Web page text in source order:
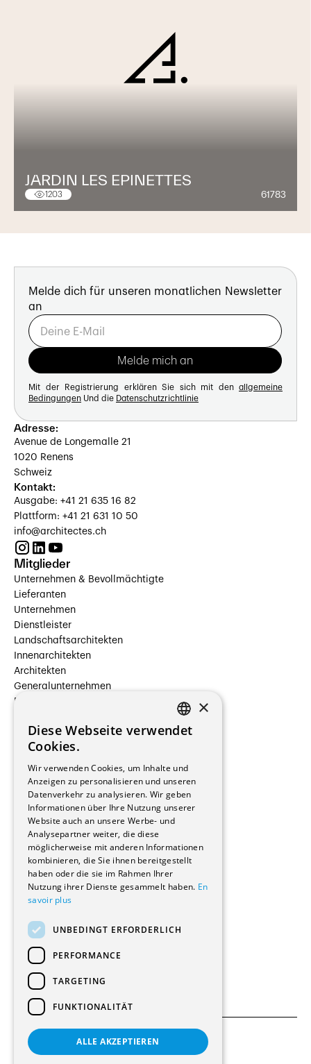
JARDIN LES EPINETTES
1203 61783
Melde dich für unseren monatlichen Newsletter
an
Mit der Registrierung erklären Sie sich mit den allgemeine
Bedingungen Und die Datenschutzrichtlinie
Adresse:
Avenue de Longemalle 21
1020 Renens
Schweiz
Kontakt:
Ausgabe: +41 21 635 16 82
Plattform: +41 21 631 10 50
info@architectes.ch
Mitglieder
Unternehmen & Bevollmächtigte
Lieferanten
Unternehmen
Dienstleister
Landschaftsarchitekten
Innenarchitekten
Architekten
Generalunternehmen
Beauftragte Unternehmen
Hersteller/Lieferanten
Bauherrschaften
Immobilienverwaltungsgesellschaften
Stockwerkeigentum
Reportagen
Wohnungen
Renovierungen
Innere Umbauten
Gastgewerbe und Tourismus
Verwaltungsgebäude und Geschäfte
Schuleinrichtungen
Medizinische Einrichtungen
Kultur - Sport - Freizeit
Industrie - Handwerk
Transport und Parkplätze
Diverse Bauten
Allgemeine Bedingungen
FRENCH
×
Diese Webseite verwendet
Cookies.
Wir verwenden Cookies, um Inhalte und
Anzeigen zu personalisieren und unseren
Datenverkehr zu analysieren. Wir geben
Informationen über Ihre Nutzung unserer
Website auch an unsere Werbe- und
Analysepartner weiter, die diese
möglicherweise mit anderen Informationen
kombinieren, die Sie ihnen bereitgestellt
haben oder die sie im Rahmen Ihrer
Nutzung ihrer Dienste gesammelt haben. En
savoir plus
UNBEDINGT ERFORDERLICH
PERFORMANCE
TARGETING
FUNKTIONALITÄT
ALLE AKZEPTIEREN